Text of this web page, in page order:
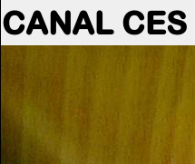
CANAL CES